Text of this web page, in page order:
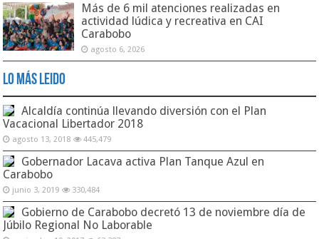
Más de 6 mil atenciones realizadas en
actividad lúdica y recreativa en CAI
Carabobo
agosto 6, 2026
Lo Más Leido
Alcaldía continúa llevando diversión con el Plan
Vacacional Libertador 2018
agosto 13, 2018 445,479
Gobernador Lacava activa Plan Tanque Azul en
Carabobo
junio 3, 2019 330,484
Gobierno de Carabobo decretó 13 de noviembre día de
Júbilo Regional No Laborable